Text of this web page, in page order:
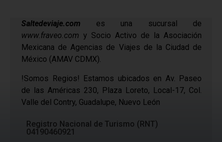
Saltedeviaje.com es una sucursal de
www.fraveo.com y Socio Activo de la Asociación
Mexicana de Agencias de Viajes de la Ciudad de
México (AMAV CDMX).
!Somos Regios! Estamos ubicados en Av. Paseo
de las Américas 230, Plaza Loreto, Local-17, Col.
Valle del Contry, Guadalupe, Nuevo León
Registro Nacional de Turismo (RNT)
04190460921